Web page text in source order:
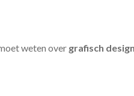
weten over grafisch design